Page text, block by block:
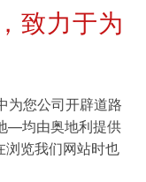
致力于为
为您公司开辟道路
—均由奥地利提供
览我们网站时也